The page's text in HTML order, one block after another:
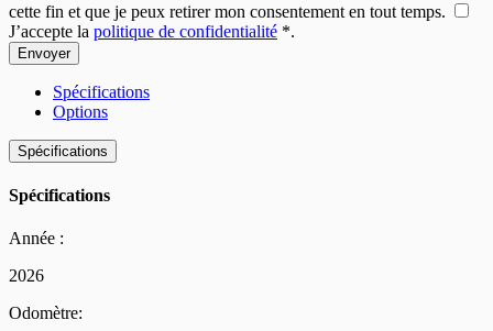
cette fin et que je peux retirer mon consentement en tout temps.
J’accepte la politique de confidentialité *.
Spécifications
Options
Spécifications
Spécifications
Année :
2026
Odomètre: